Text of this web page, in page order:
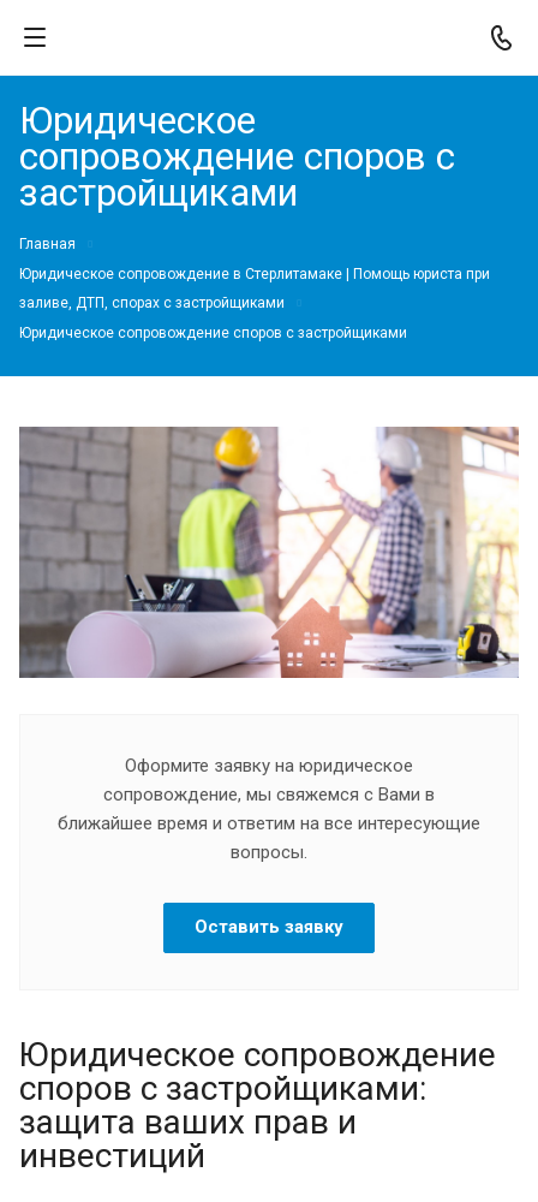
Юридическое
сопровождение споров с
застройщиками
Главная
Юридическое сопровождение в Стерлитамаке | Помощь юриста при
заливе, ДТП, спорах с застройщиками
Юридическое сопровождение споров с застройщиками
Оформите заявку на юридическое
сопровождение, мы свяжемся с Вами в
ближайшее время и ответим на все интересующие
вопросы.
Оставить заявку
Юридическое сопровождение
споров с застройщиками:
защита ваших прав и
инвестиций